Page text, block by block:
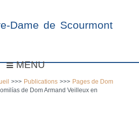
Dame de Scourmont
MENU
>>> Publications >>> Pages de Dom
de Dom Armand Veilleux en